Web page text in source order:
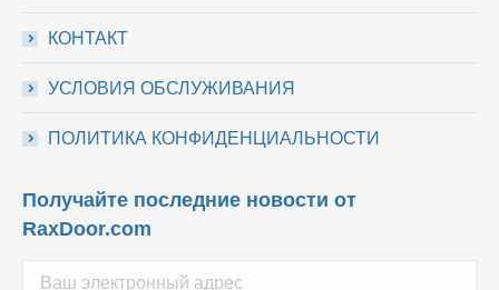
КОНТАКТ
УСЛОВИЯ ОБСЛУЖИВАНИЯ
ПОЛИТИКА КОНФИДЕНЦИАЛЬНОСТИ
Получайте последние новости от
RaxDoor.com